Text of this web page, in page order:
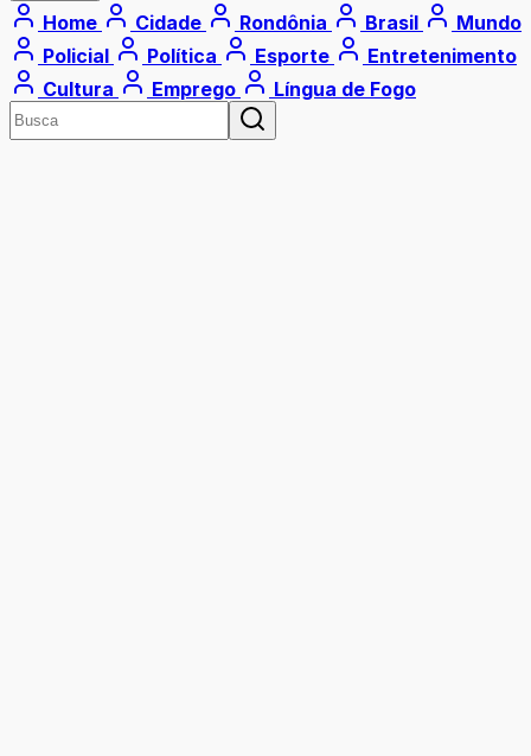
Home Cidade Rondônia Brasil
Mundo
Policial
Política Esporte
Entretenimento
Cultura
Emprego Língua de Fogo